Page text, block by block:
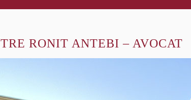
RONIT ANTEBI – AVOCAT